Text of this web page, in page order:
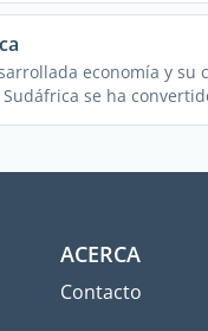
economía y su
se ha
ACERCA
Contacto